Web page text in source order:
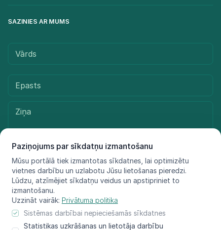
Paziņojums par sīkdatņu izmantošanu
Mūsu portālā tiek izmantotas sīkdatnes, lai optimizētu
vietnes darbību un uzlabotu Jūsu lietošanas pieredzi.
Lūdzu, atzīmējiet sīkdatņu veidus un apstipriniet to
izmantošanu.
Uzzināt vairāk: Privātuma politika
Sistēmas darbībai nepieciešamās sīkdatnes
Statistikas uzkrāšanas un lietotāja darbību
SAZINIES AR MUMS
Sūtīt ziņu
© LIFE FOR SPECIES, 2021 - 2025
Informācija atspoguļo tikai projekta LIFE FOR SPECIES īstenotāju